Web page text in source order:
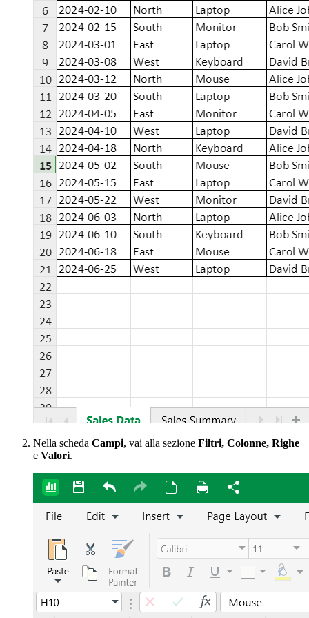
Nella scheda Campi, vai alla sezione Filtri, Colonne, Righe
e Valori.